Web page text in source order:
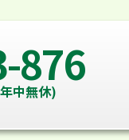
876
中無休)